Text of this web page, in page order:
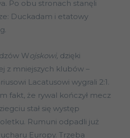
Po obu stronach stanęli
Duckadam i etatowy
Wojskowi, dzięki
z mniejszych klubów –
Lacatusowi wygrali 2:1.
fakt, że rywal kończył mecz
stał się występ
Rumuni odpadli już
Europy. Trzeba